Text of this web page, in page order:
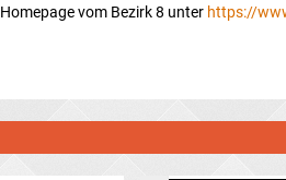
vom Bezirk 8 unter https://